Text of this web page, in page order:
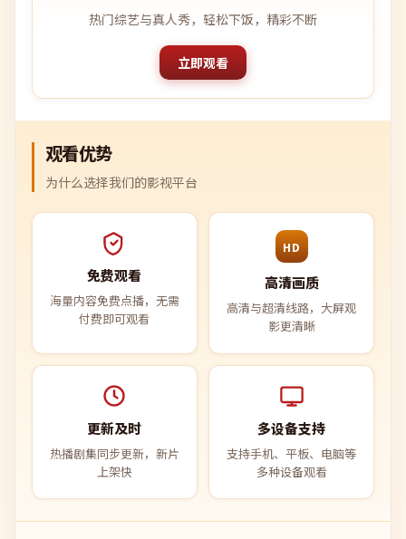
热门综艺与真人秀，轻松下饭，精彩不断
立即观看
观看优势
为什么选择我们的影视平台
免费观看
海量内容免费点播，无需
付费即可观看
HD
高清画质
高清与超清线路，大屏观
影更清晰
更新及时
热播剧集同步更新，新片
上架快
多设备支持
支持手机、平板、电脑等
多种设备观看